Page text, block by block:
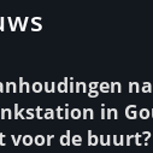
in
voor de buurt?